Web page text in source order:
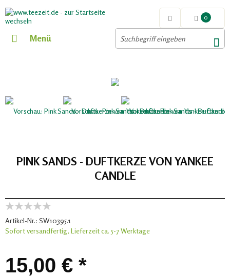
0
Menü
PINK SANDS - DUFTKERZE VON YANKEE
CANDLE
Artikel-Nr.: SW10395.1
Sofort versandfertig, Lieferzeit ca. 5-7 Werktage
15,00 € *